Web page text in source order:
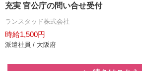
充実 官公庁の問い合せ受付
ランスタッド株式会社
時給1,500円
派遣社員 / 大阪府